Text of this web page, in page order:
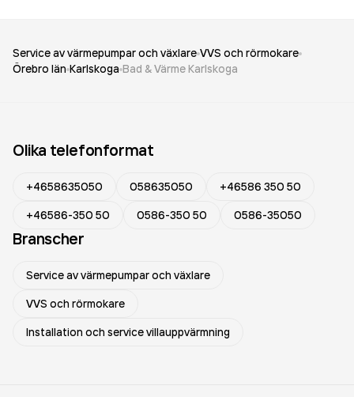
Service av värmepumpar och växlare VVS och rörmokare
Örebro län Karlskoga Bad & Värme Karlskoga
Olika telefonformat
+4658635050 058635050
+46586 350 50
+46586-350 50
0586-350 50 0586-35050
Branscher
Service av värmepumpar och växlare
VVS och rörmokare
Installation och service villauppvärmning